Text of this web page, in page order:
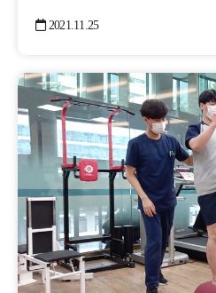
2021.11.25